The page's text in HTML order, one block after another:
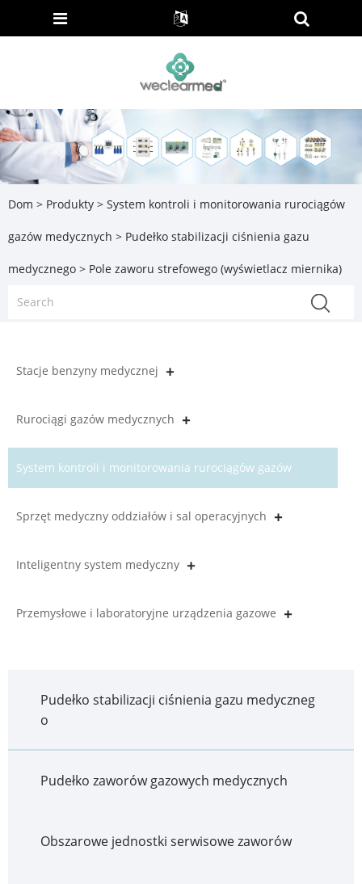
Dom > Produkty > System kontroli i monitorowania rurociągów
gazów medycznych > Pudełko stabilizacji ciśnienia gazu
medycznego > Pole zaworu strefowego (wyświetlacz miernika)
Stacje benzyny medycznej
Rurociągi gazów medycznych
System kontroli i monitorowania rurociągów gazów
medycznych
Sprzęt medyczny oddziałów i sal operacyjnych
Inteligentny system medyczny
Przemysłowe i laboratoryjne urządzenia gazowe
Pudełko stabilizacji ciśnienia gazu medyczneg
o
Pudełko zaworów gazowych medycznych
Obszarowe jednostki serwisowe zaworów